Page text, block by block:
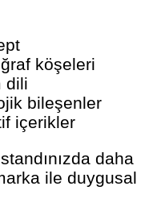
köşeleri
dili
bileşenler
içerikler
daha
ile duygusal